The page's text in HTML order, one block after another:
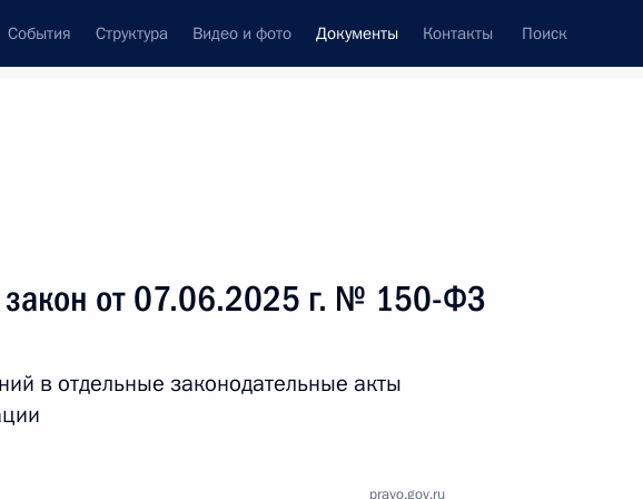
События Структура Видео и фото Документы Контакты Поиск
от 07.06.2025 г. № 150-ФЗ
в отдельные законодательные акты
pravo.gov.ru